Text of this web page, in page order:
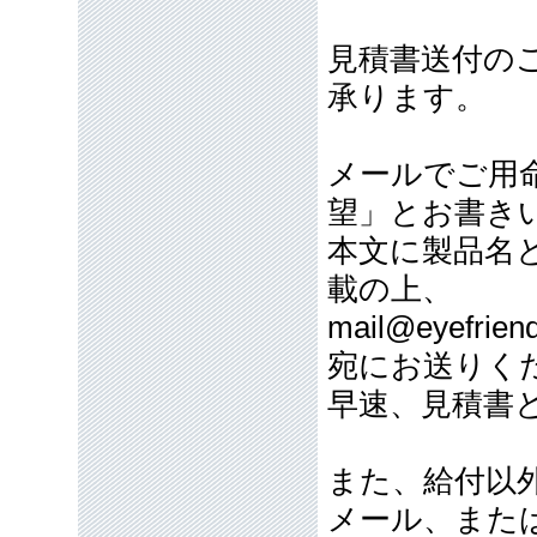
見積書送付の
承ります。
メールでご用
望」とお書き
本文に製品名
載の上、
宛にお送りく
早速、見積書
また、給付以
メール、また